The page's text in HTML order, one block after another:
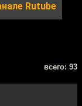
Rutube
всего: 93